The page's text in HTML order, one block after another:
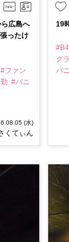
広島へ
ったけ
#ファン
#バニ
(水)
くてぃん
19
クラ
バ